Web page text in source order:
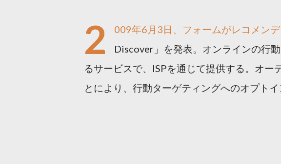
2
009年6月3日、フォームがレコメン
Discover」を発表。オンラインの行
るサービスで、ISPを通じて提供する。オ
とにより、行動ターゲティングへのオプト